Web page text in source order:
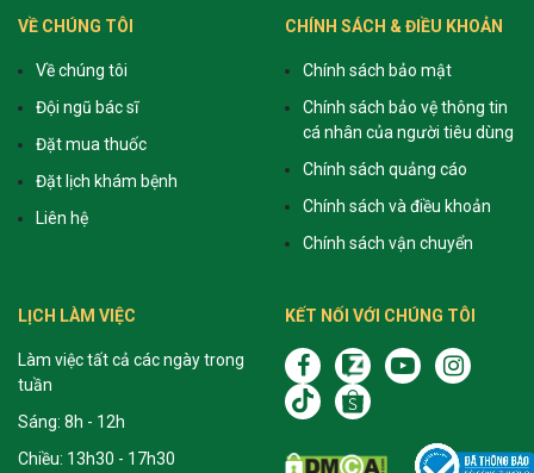
VỀ CHÚNG TÔI
Về chúng tôi
Đội ngũ bác sĩ
Đặt mua thuốc
Đặt lịch khám bệnh
Liên hệ
CHÍNH SÁCH & ĐIỀU KHOẢN
Chính sách bảo mật
Chính sách bảo vệ thông tin
cá nhân của người tiêu dùng
Chính sách quảng cáo
Chính sách và điều khoản
Chính sách vận chuyển
LỊCH LÀM VIỆC
Làm việc tất cả các ngày trong
tuần
Sáng: 8h - 12h
Chiều: 13h30 - 17h30
KẾT NỐI VỚI CHÚNG TÔI